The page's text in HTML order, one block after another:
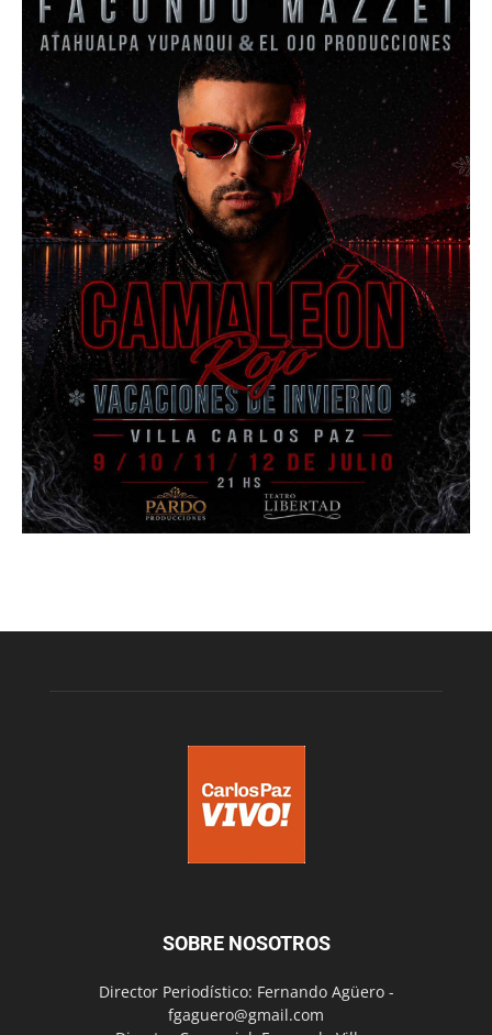
SOBRE NOSOTROS
Director Periodístico: Fernando Agüero -
fgaguero@gmail.com